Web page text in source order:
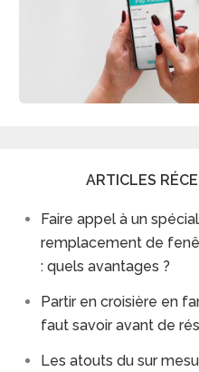
ARTICLES
Faire appel à un
remplacement de
: quels avantages ?
Partir en croisière en
faut savoir avant de
Les atouts du sur